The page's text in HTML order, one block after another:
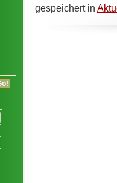
gespeichert in